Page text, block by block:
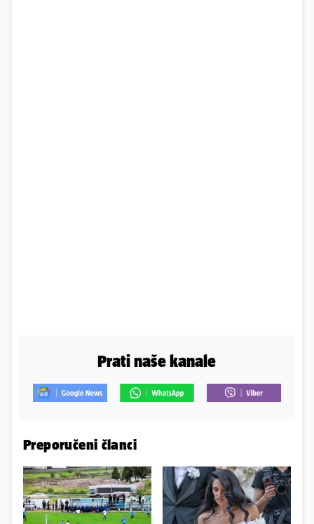
Prati naše kanale
Preporučeni članci